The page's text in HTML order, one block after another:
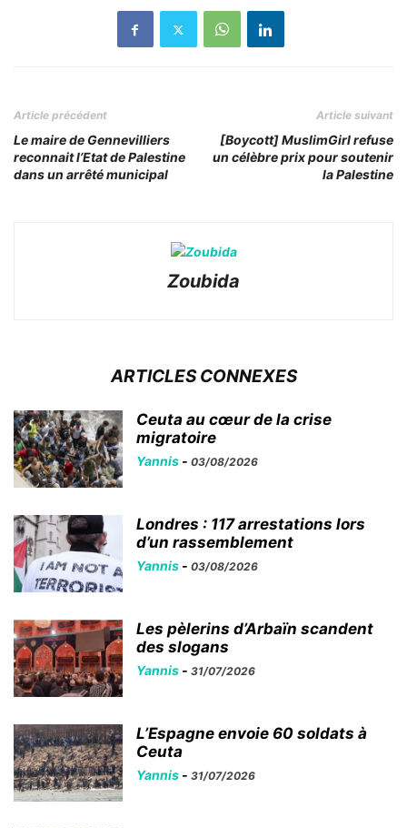
Article précédent
Le maire de Gennevilliers
reconnait l’Etat de Palestine
dans un arrêté municipal
Article suivant
[Boycott] MuslimGirl refuse
un célèbre prix pour soutenir
la Palestine
Zoubida
ARTICLES CONNEXES
Ceuta au cœur de la crise
migratoire
Yannis - 03/08/2026
Londres : 117 arrestations lors
d’un rassemblement
Yannis - 03/08/2026
Les pèlerins d’Arbaïn scandent
des slogans
Yannis - 31/07/2026
L’Espagne envoie 60 soldats à
Ceuta
Yannis - 31/07/2026